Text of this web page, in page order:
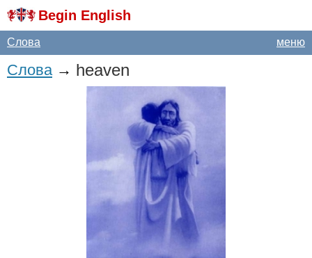
Begin English
меню
Слова
Слова→ heaven